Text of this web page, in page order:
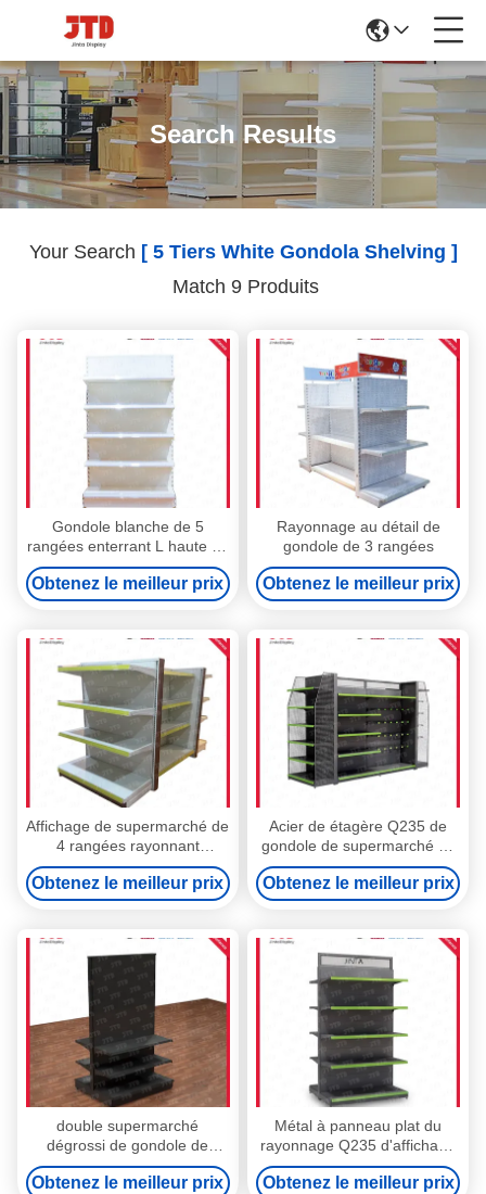
Search Results
Your Search [ 5 Tiers White Gondola Shelving ]
Match 9 Produits
Gondole blanche de 5
rangées enterrant L haute du
courrier 80kgs 1500mm
Obtenez le meilleur prix
Rayonnage au détail de
gondole de 3 rangées
Obtenez le meilleur prix
Affichage de supermarché de
4 rangées rayonnant
l'étagère debout blanche
grande de 1500mm
Obtenez le meilleur prix
Acier de étagère Q235 de
gondole de supermarché de
pharmacie de faible
puissance
Obtenez le meilleur prix
double supermarché
dégrossi de gondole de
1800mm rayonnant les
étagères noires de stockage
Obtenez le meilleur prix
Métal à panneau plat du
rayonnage Q235 d'affichage
de supermarché blanc
comme le lait
Obtenez le meilleur prix